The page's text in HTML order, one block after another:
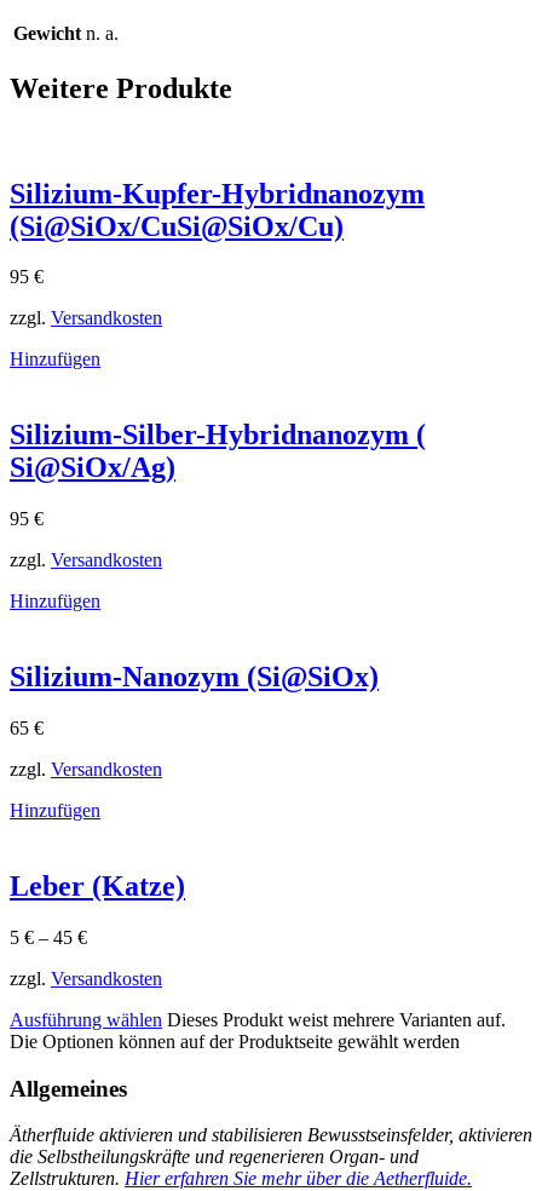
Gewicht n. a.
Weitere Produkte
Silizium-Kupfer-Hybridnanozym
(Si@SiOx/CuSi@SiOx​/Cu)
95 €
zzgl. Versandkosten
Hinzufügen
Silizium-Silber-Hybridnanozym (
Si@SiOx/Ag)
95 €
zzgl. Versandkosten
Hinzufügen
Silizium-Nanozym (Si@SiOx)
65 €
zzgl. Versandkosten
Hinzufügen
Leber (Katze)
5 € – 45 €
zzgl. Versandkosten
Ausführung wählen Dieses Produkt weist mehrere Varianten auf.
Die Optionen können auf der Produktseite gewählt werden
Allgemeines
Ätherfluide aktivieren und stabilisieren Bewusstseinsfelder, aktivieren
die Selbstheilungskräfte und regenerieren Organ- und
Zellstrukturen. Hier erfahren Sie mehr über die Aetherfluide.